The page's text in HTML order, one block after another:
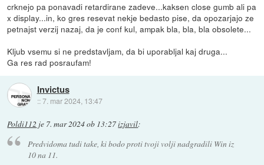
crknejo pa ponavadi retardirane zadeve...kaksen close gumb ali pa
x display...in, ko gres resevat nekje bedasto pise, da opozarjajo ze
petnajst verzij nazaj, da je conf kul, ampak bla, bla, bla obsolete...
Kljub vsemu si ne predstavljam, da bi uporabljal kaj druga...
Ga res rad posraufam!
Invictus
::7. mar 2024, 13:47
Poldi112 je 7. mar 2024 ob 13:27izjavil:
Predvidoma tudi take, ki bodo proti tvoji volji nadgradili Win iz
10 na 11.